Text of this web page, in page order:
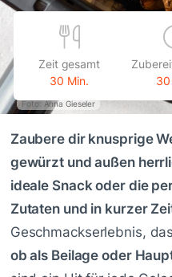
Foto: Anna Gieseler
Zeit gesamt
30 Min.
30
Zaubere dir knusprige
gewürzt und außen
ideale Snack oder die
Zutaten und in kurzer
Geschmackserlebnis,
ob als Beilage oder